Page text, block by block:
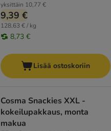
yksittäin 10,77 €
9,39 €
128,63 € / kg
8,73 €
Lisää ostoskoriin
Cosma Snackies XXL -
kokeilupakkaus, monta
makua